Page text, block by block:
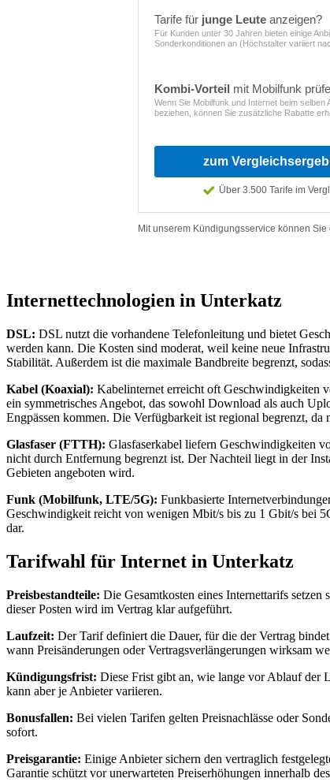
Internettechnologien in Unterkatz
DSL: DSL nutzt die vorhandene Telefonleitung und bietet
werden kann. Die Kosten sind moderat, weil keine neue
Stabilität. Außerdem ist die maximale Bandbreite begrenzt,
Kabel (Koaxial): Kabelinternet erreicht oft Geschwindigkeiten
ein symmetrisches Angebot, das sowohl Download als auch
Engpässen kommen. Die Verfügbarkeit ist regional begrenzt, da
Glasfaser (FTTH): Glasfaserkabel liefern Geschwindigkeiten
nicht durch Entfernung begrenzt ist. Der Nachteil liegt in der
Gebieten angeboten wird.
Funk (Mobilfunk, LTE/5G): Funkbasierte
Geschwindigkeit reicht von wenigen Mbit/s bis zu 1 Gbit/s bei
dar.
Tarifwahl für Internet in Unterkatz
Preisbestandteile: Die Gesamtkosten eines Internettarifs
dieser Posten wird im Vertrag klar aufgeführt.
Laufzeit: Der Tarif definiert die Dauer, für die der Vertrag
wann Preisänderungen oder Vertragsverlängerungen wirksam
Kündigungsfrist: Diese Frist gibt an, wie lange vor Ablauf der
kann aber je Anbieter variieren.
Bonusfallen: Bei vielen Tarifen gelten Preisnachlässe oder
sofort.
Preisgarantie: Einige Anbieter sichern den vertraglich
Garantie schützt vor unerwarteten Preiserhöhungen innerhalb